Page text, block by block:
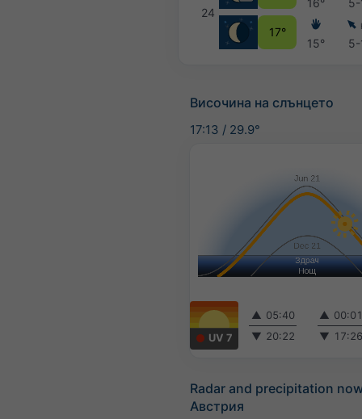
24
17°
16°
15°
5-
5-
Височина на слънцето
17:13 / 29.9°
UV 7
▲ 05:40
▼ 20:22
▲
▼
Radar and precipitation
Австрия